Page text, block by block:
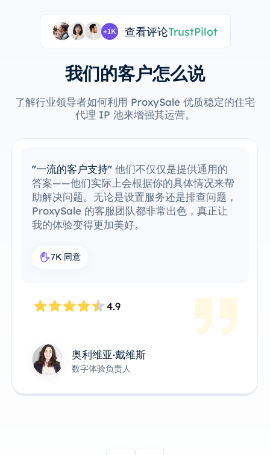
+1K 查看评论TrustPilot
我们的客户怎么说
了解行业领导者如何利用 ProxySale 优质稳定的住宅
代理 IP 池来增强其运营。
"一流的客户支持" 他们不仅仅是提供通用的
答案——他们实际上会根据你的具体情况来帮
助解决问题。无论是设置服务还是排查问题，
ProxySale 的客服团队都非常出色，真正让
我的体验变得更加美好。
7K 同意
4.9
奥利维亚·戴维斯
数字体验负责人